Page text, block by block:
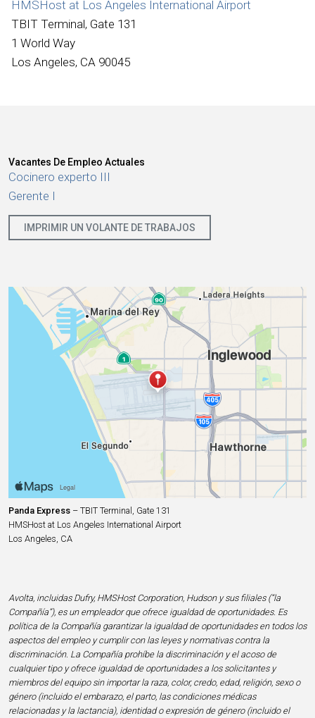
HMSHost at Los Angeles International Airport
TBIT Terminal, Gate 131
1 World Way
Los Angeles, CA 90045
Vacantes De Empleo Actuales
Cocinero experto III
Gerente I
IMPRIMIR UN VOLANTE DE TRABAJOS
Panda Express – TBIT Terminal, Gate 131
HMSHost at Los Angeles International Airport
Los Angeles, CA
Avolta, incluidas Dufry, HMSHost Corporation, Hudson y sus filiales (“la
Compañía”), es un empleador que ofrece igualdad de oportunidades. Es
política de la Compañía garantizar la igualdad de oportunidades en todos los
aspectos del empleo y cumplir con las leyes y normativas contra la
discriminación. La Compañía prohíbe la discriminación y el acoso de
cualquier tipo y ofrece igualdad de oportunidades a los solicitantes y
miembros del equipo sin importar la raza, color, credo, edad, religión, sexo o
género (incluido el embarazo, el parto, las condiciones médicas
relacionadas y la lactancia), identidad o expresión de género (incluido el